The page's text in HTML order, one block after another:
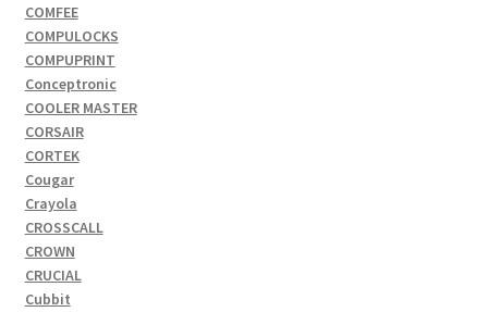
COMFEE
COMPULOCKS
COMPUPRINT
Conceptronic
COOLER MASTER
CORSAIR
CORTEK
Cougar
Crayola
CROSSCALL
CROWN
CRUCIAL
Cubbit